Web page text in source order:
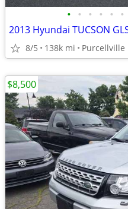
• • • • • •
2013 Hyundai TUCSON
8/5 138k mi Purcellville
$8,500